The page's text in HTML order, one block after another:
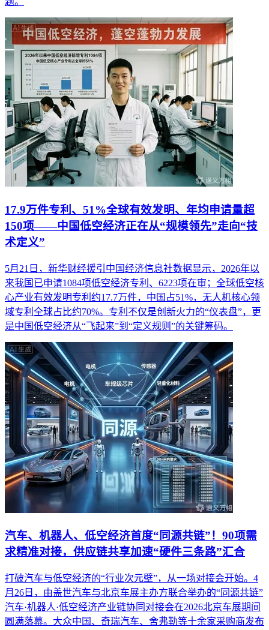
17.9万件专利、51%全球有效发明、年均申请量超
150项——中国低空经济正在从“规模领先”走向“技
术定义”
5月21日，新华财经援引中国经济信息社数据显示，2026年以
来我国已申请1084项低空经济专利、6223项在审；全球低空核
心产业有效发明专利约17.7万件，中国占51%，无人机核心领
域专利全球占比约70%。专利不仅是创新火力的“仪表盘”，更
是中国低空经济从“飞起来”到“定义规则”的关键筹码。
汽车、机器人、低空经济首度“同源共链”！90项需
求精准对接，供应链共享加速“硬件三条路”汇合
打破汽车与低空经济的“行业次元壁”，从一场对接会开始。4
月26日，由盖世汽车与北京车展主办方联合举办的“同源共链”
汽车·机器人·低空经济产业链协同对接会在2026北京车展期间
圆满落幕。大众中国、奇瑞汽车、舍弗勒等十余家采购商发布